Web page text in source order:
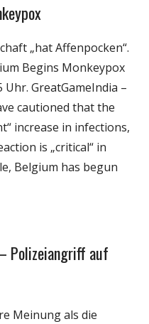
„hat Affenpocken“.
Begins Monkeypox
Uhr. GreatGameIndia –
cautioned that the
increase in infections,
is „critical“ in
Belgium has begun
Polizeiangriff auf
Meinung als die